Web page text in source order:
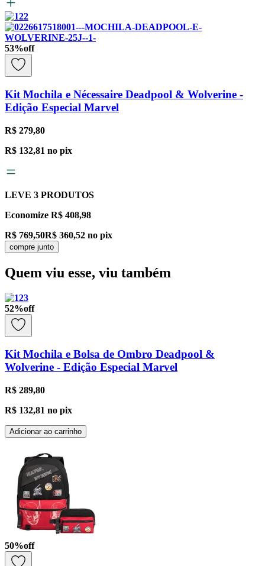
53%off
Kit Mochila e Nécessaire Deadpool & Wolverine -
Edição Especial Marvel
R$ 279,80
R$ 132,81 no pix
LEVE 3 PRODUTOS
Economize R$ 408,98
R$ 769,50R$ 360,52 no pix
compre junto
Quem viu esse, viu também
52%off
Kit Mochila e Bolsa de Ombro Deadpool &
Wolverine - Edição Especial Marvel
R$ 289,80
R$ 132,81 no pix
Adicionar ao carrinho
50%off